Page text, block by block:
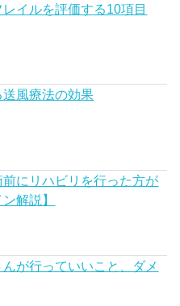
イルを評価する10項目
風療法の効果
にリハビリを行った方が
解説】
が行っていいこと、ダメ